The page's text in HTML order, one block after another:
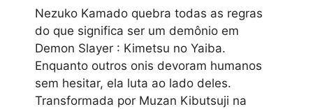
Nezuko Kamado quebra todas as regras
do que significa ser um demônio em
Demon Slayer : Kimetsu no Yaiba.
Enquanto outros onis devoram humanos
sem hesitar, ela luta ao lado deles.
Transformada por Muzan Kibutsuji na